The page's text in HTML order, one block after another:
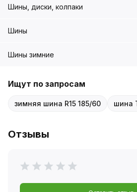
Шины, диски, колпаки
Шины
Шины зимние
Ищут по запросам
зимняя шина R15 185/60 шина
Отзывы